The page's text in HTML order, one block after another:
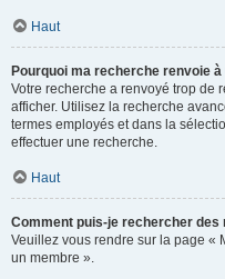
Haut
Pourquoi ma recherche renvoie
Votre recherche a renvoyé trop de
afficher. Utilisez la recherche
termes employés et dans la
effectuer une recherche.
Haut
Comment puis-je rechercher des
Veuillez vous rendre sur la page «
un membre ».